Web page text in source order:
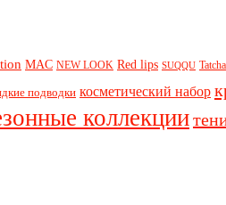
MAC NEW LOOK Red lips SUQQU Tatcha
подводки косметический набор
коллекции